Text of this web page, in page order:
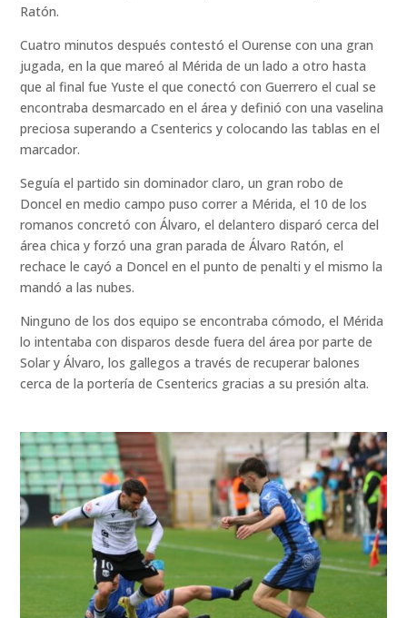
Ratón.
Cuatro minutos después contestó el Ourense con una gran
jugada, en la que mareó al Mérida de un lado a otro hasta
que al final fue Yuste el que conectó con Guerrero el cual se
encontraba desmarcado en el área y definió con una vaselina
preciosa superando a Csenterics y colocando las tablas en el
marcador.
Seguía el partido sin dominador claro, un gran robo de
Doncel en medio campo puso correr a Mérida, el 10 de los
romanos concretó con Álvaro, el delantero disparó cerca del
área chica y forzó una gran parada de Álvaro Ratón, el
rechace le cayó a Doncel en el punto de penalti y el mismo la
mandó a las nubes.
Ninguno de los dos equipo se encontraba cómodo, el Mérida
lo intentaba con disparos desde fuera del área por parte de
Solar y Álvaro, los gallegos a través de recuperar balones
cerca de la portería de Csenterics gracias a su presión alta.